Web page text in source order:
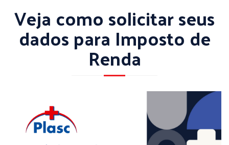
Veja como solicitar seus
dados para Imposto de
Renda